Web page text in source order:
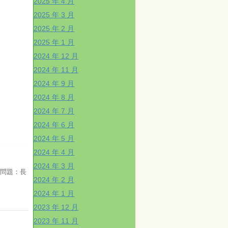
題：長
2025 年 3 月
2025 年 2 月
2025 年 1 月
2024 年 12 月
2024 年 11 月
2024 年 9 月
2024 年 8 月
2024 年 7 月
2024 年 6 月
2024 年 5 月
2024 年 4 月
2024 年 3 月
2024 年 2 月
2024 年 1 月
2023 年 12 月
2023 年 11 月